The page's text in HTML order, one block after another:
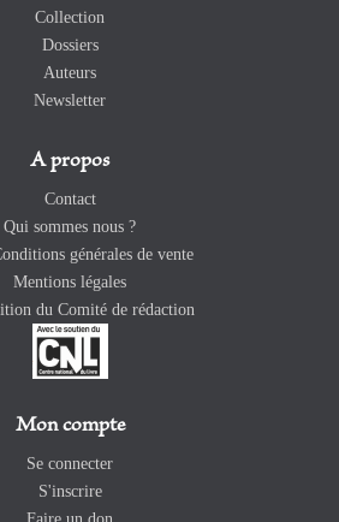
Collection
Dossiers
Auteurs
Newsletter
A propos
Contact
Qui sommes nous ?
générales de vente
Mentions légales
du Comité de rédaction
Mon compte
Se connecter
S'inscrire